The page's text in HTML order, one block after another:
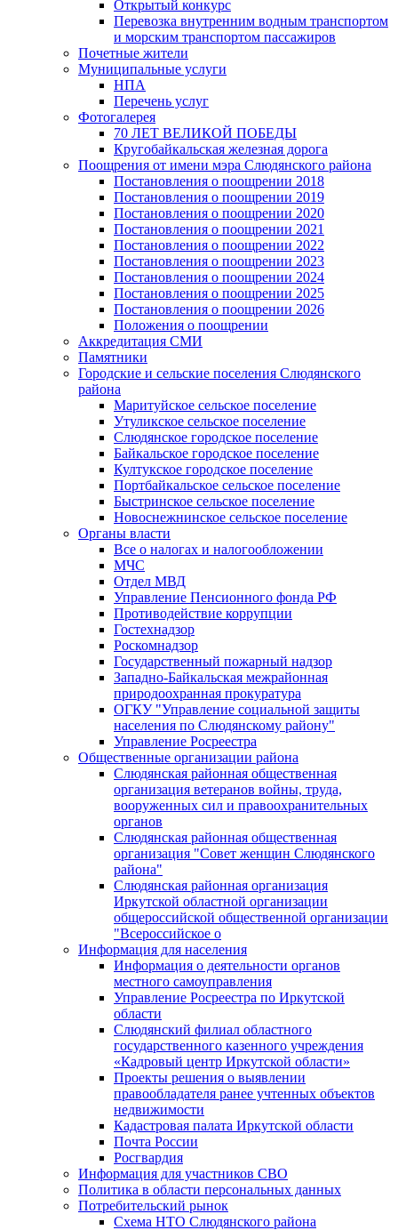
Открытый конкурс
Перевозка внутренним водным транспортом
и морским транспортом пассажиров
Почетные жители
Муниципальные услуги
НПА
Перечень услуг
Фотогалерея
70 ЛЕТ ВЕЛИКОЙ ПОБЕДЫ
Кругобайкальская железная дорога
Поощрения от имени мэра Слюдянского района
Постановления о поощрении 2018
Постановления о поощрении 2019
Постановления о поощрении 2020
Постановления о поощрении 2021
Постановления о поощрении 2022
Постановления о поощрении 2023
Постановления о поощрении 2024
Постановления о поощрении 2025
Постановления о поощрении 2026
Положения о поощрении
Аккредитация СМИ
Памятники
Городские и сельские поселения Слюдянского
района
Маритуйское сельское поселение
Утуликское сельское поселение
Слюдянское городское поселение
Байкальское городское поселение
Култукское городское поселение
Портбайкальское сельское поселение
Быстринское сельское поселение
Новоснежнинское сельское поселение
Органы власти
Все о налогах и налогообложении
МЧС
Отдел МВД
Управление Пенсионного фонда РФ
Противодействие коррупции
Гостехнадзор
Роскомнадзор
Государственный пожарный надзор
Западно-Байкальская межрайонная
природоохранная прокуратура
ОГКУ "Управление социальной защиты
населения по Слюдянскому району"
Управление Росреестра
Общественные организации района
Слюдянская районная общественная
организация ветеранов войны, труда,
вооруженных сил и правоохранительных
органов
Слюдянская районная общественная
организация "Совет женщин Слюдянского
района"
Слюдянская районная организация
Иркутской областной организации
общероссийской общественной организации
"Всероссийское о
Информация для населения
Информация о деятельности органов
местного самоуправления
Управление Росреестра по Иркутской
области
Слюдянский филиал областного
государственного казенного учреждения
«Кадровый центр Иркутской области»
Проекты решения о выявлении
правообладателя ранее учтенных объектов
недвижимости
Кадастровая палата Иркутской области
Почта России
Росгвардия
Информация для участников СВО
Политика в области персональных данных
Потребительский рынок
Схема НТО Слюдянского района